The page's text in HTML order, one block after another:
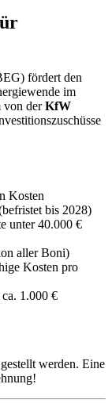
fördert den
im
von derKfW
Kosten
bis 2028)
unter 40.000 €
aller Boni)
Kosten pro
1.000 €
werden. Eine